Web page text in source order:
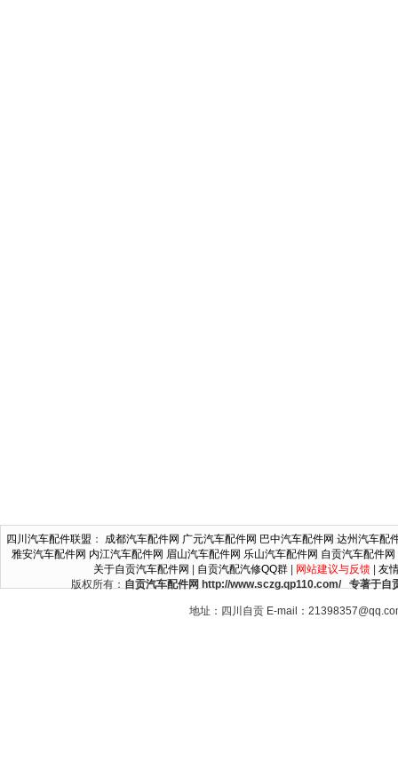
四川汽车配件联盟 ： 成都汽车配件网 广元汽车配件网 巴中汽车配件网 达州汽车配
雅安汽车配件网 内江汽车配件网 眉山汽车配件网 乐山汽车配件网 自贡汽车配件网
关于自贡汽车配件网
自贡汽配汽修QQ群| 网站建议与反馈| 友
版权所有： 自贡汽车配件网 http://www.sczg.qp110.com/ 专著于自
地址：四川自贡 E-mail：